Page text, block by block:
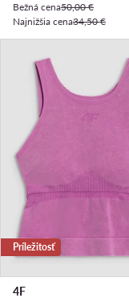
Bežná cena50,00 €
Najnižšia cena34,50 €
Príležitosť
4F